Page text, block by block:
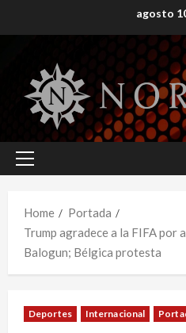
to
agosto
Primary
Home
Portada
Trump agradece a la FIFA por
Balogun; Bélgica protesta
Deportes Internacional